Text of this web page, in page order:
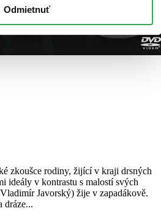
Odmietnuť
zkoušce rodiny, žijící v kraji drsných
ideály v kontrastu s malostí svých
Javorský) žije v zapadákově.
dráze...